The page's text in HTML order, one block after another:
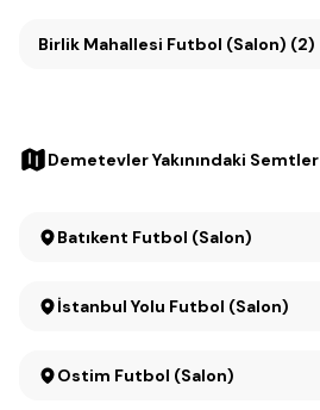
Birlik Mahallesi Futbol (Salon) (2)
Demetevler Yakınındaki Semtler
Batıkent Futbol (Salon)
İstanbul Yolu Futbol (Salon)
Ostim Futbol (Salon)